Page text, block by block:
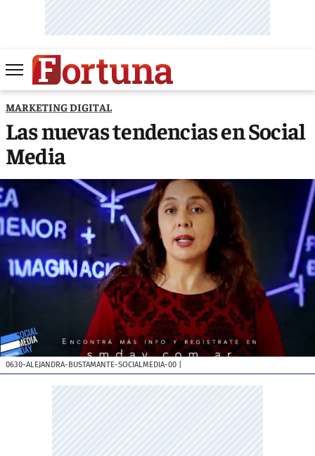
MARKETING DIGITAL
Las nuevas tendencias en Social
Media
0630-ALEJANDRA-BUSTAMANTE-SOCIALMEDIA-00